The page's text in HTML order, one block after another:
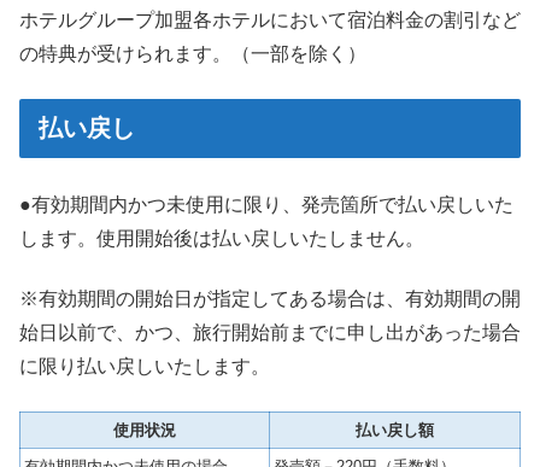
ホテルグループ加盟各ホテルにおいて宿泊料金の割引など
の特典が受けられます。（一部を除く）
払い戻し
●有効期間内かつ未使用に限り、発売箇所で払い戻しいた
します。使用開始後は払い戻しいたしません。
※有効期間の開始日が指定してある場合は、有効期間の開
始日以前で、かつ、旅行開始前までに申し出があった場合
に限り払い戻しいたします。
使用状況
払い戻し額